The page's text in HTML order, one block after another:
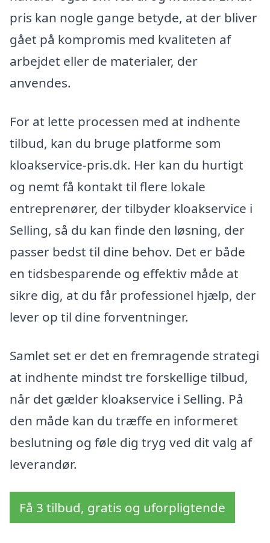
pris kan nogle gange betyde, at der bliver
gået på kompromis med kvaliteten af
arbejdet eller de materialer, der
anvendes.
For at lette processen med at indhente
tilbud, kan du bruge platforme som
kloakservice-pris.dk. Her kan du hurtigt
og nemt få kontakt til flere lokale
entreprenører, der tilbyder kloakservice i
Selling, så du kan finde den løsning, der
passer bedst til dine behov. Det er både
en tidsbesparende og effektiv måde at
sikre dig, at du får professionel hjælp, der
lever op til dine forventninger.
Samlet set er det en fremragende strategi
at indhente mindst tre forskellige tilbud,
når det gælder kloakservice i Selling. På
den måde kan du træffe en informeret
beslutning og føle dig tryg ved dit valg af
leverandør.
Få 3 tilbud, gratis og uforpligtende